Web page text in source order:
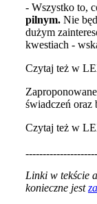
- Wszystko to,
pilnym. Nie
dużym
kwestiach -
Czytaj też w
świadczeń
Czytaj też w
Linki w tekście
konieczne jest